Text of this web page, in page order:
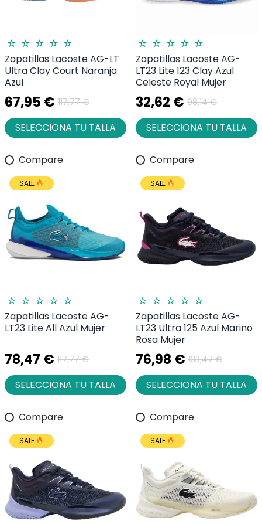
Zapatillas Lacoste AG-LT
Ultra Clay Court Naranja
Azul
67,95 € 117,77 €
SELECCIONA TU TALLA
Zapatillas Lacoste AG-
LT23 Lite 123 Clay Azul
Celeste Royal Mujer
32,62 € 98,14 €
SELECCIONA TU TALLA
Compare
SALE
Zapatillas Lacoste AG-
LT23 Lite All Azul Mujer
78,47 € 117,77 €
SELECCIONA TU TALLA
Compare
SALE
Zapatillas Lacoste AG-
LT23 Ultra 125 Azul Marino
Rosa Mujer
76,98 € 133,47 €
SELECCIONA TU TALLA
Compare
SALE
Compare
SALE